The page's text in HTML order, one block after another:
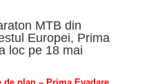
MTB din
Europei, Prima
loc pe 18 mai